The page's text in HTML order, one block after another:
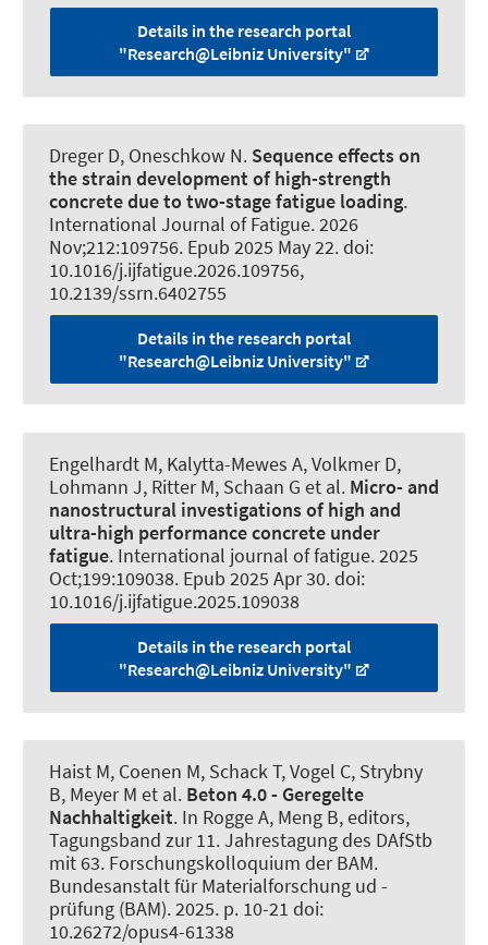
Details in the research portal
"Research@Leibniz University"
Dreger D, Oneschkow N. Sequence effects on
the strain development of high-strength
concrete due to two-stage fatigue loading.
International Journal of Fatigue. 2026
Nov;212:109756. Epub 2025 May 22. doi:
10.1016/j.ijfatigue.2026.109756,
10.2139/ssrn.6402755
Details in the research portal
"Research@Leibniz University"
Engelhardt M, Kalytta-Mewes A, Volkmer D,
Lohmann J, Ritter M, Schaan G et al. Micro- and
nanostructural investigations of high and
ultra-high performance concrete under
fatigue. International journal of fatigue. 2025
Oct;199:109038. Epub 2025 Apr 30. doi:
10.1016/j.ijfatigue.2025.109038
Details in the research portal
"Research@Leibniz University"
Haist M, Coenen M, Schack T, Vogel C, Strybny
B, Meyer M et al. Beton 4.0 - Geregelte
Nachhaltigkeit. In Rogge A, Meng B, editors,
Tagungsband zur 11. Jahrestagung des DAfStb
mit 63. Forschungskolloquium der BAM.
Bundesanstalt für Materialforschung ud -
prüfung (BAM). 2025. p. 10-21 doi:
10.26272/opus4-61338